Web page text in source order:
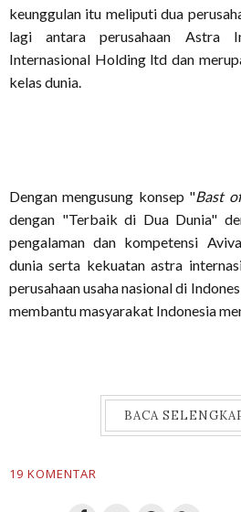
keunggulan itu meliputi dua
lagi antara perusahaan Astra
Internasional Holding ltd dan
kelas dunia.
Dengan mengusung konsep "Bast
dengan "Terbaik di Dua Dunia"
pengalaman dan kompetensi
dunia serta kekuatan astra
perusahaan usaha nasional di
membantu masyarakat Indonesia
BACA
19 KOMENTAR